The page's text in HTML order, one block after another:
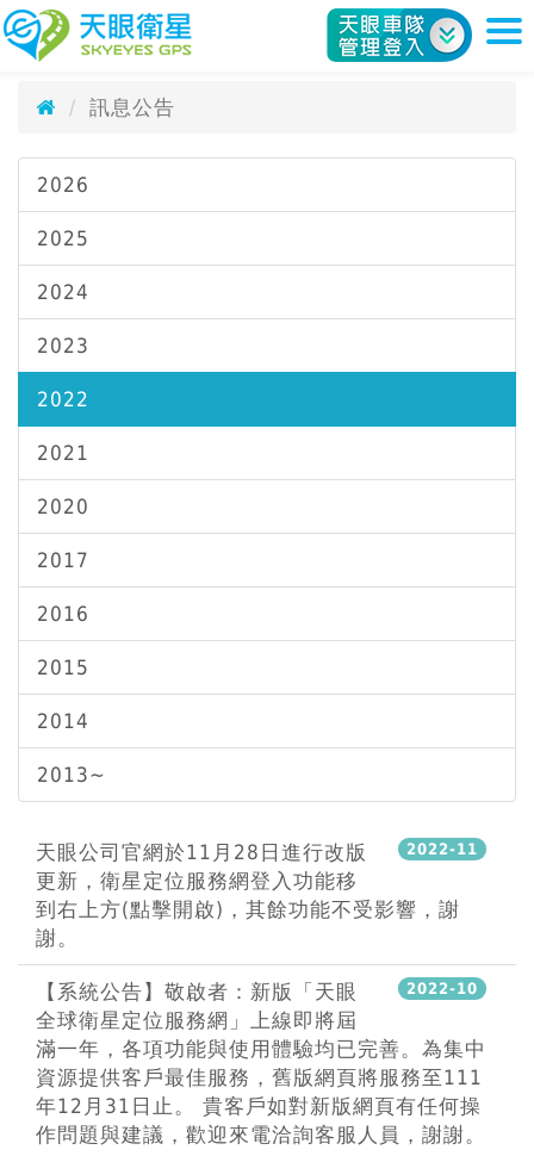
天眼衛星科技股份有限公司
訊息公告News
訊息公告
2026
2025
2024
2023
2022
2021
2020
2017
2016
2015
2014
2013~
2022-11
天眼公司官網於11月28日進行改版
更新，衛星定位服務網登入功能移
到右上方(點擊開啟)，其餘功能不受影響，謝
謝。
2022-10
【系統公告】敬啟者：新版「天眼
全球衛星定位服務網」上線即將屆
滿一年，各項功能與使用體驗均已完善。為集中
資源提供客戶最佳服務，舊版網頁將服務至111
年12月31日止。 貴客戶如對新版網頁有任何操
作問題與建議，歡迎來電洽詢客服人員，謝謝。